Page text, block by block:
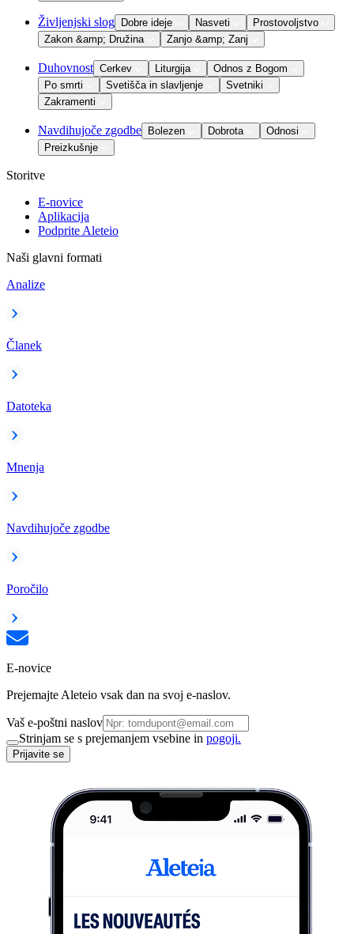
Življenjski slog Dobre ideje Nasveti
Prostovoljstvo
Zakon &amp; Družina
Zanjo &amp; Zanj
Duhovnost Cerkev Liturgija
Odnos z Bogom
Po smrti
Svetišča in slavljenje
Svetniki
Zakramenti
Navdihujoče zgodbe Bolezen Dobrota
Odnosi
Preizkušnje
Storitve
E-novice
Aplikacija
Podprite Aleteio
Naši glavni formati
Analize
Članek
Datoteka
Mnenja
Navdihujoče zgodbe
Poročilo
E-novice
Prejemajte Aleteio vsak dan na svoj e-naslov.
Vaš e-poštni naslov
Strinjam se s prejemanjem vsebine in pogoji.
Prijavite se